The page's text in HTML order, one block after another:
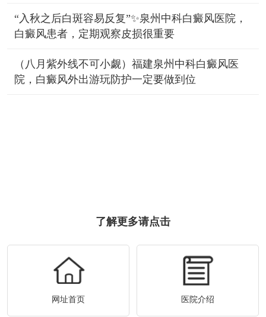
“入秋之后白斑容易反复”✨泉州中科白癜风医院，
白癜风患者，定期观察皮损很重要
（八月紫外线不可小觑）福建泉州中科白癜风医
院，白癜风外出游玩防护一定要做到位
了解更多请点击
网址首页 医院介绍